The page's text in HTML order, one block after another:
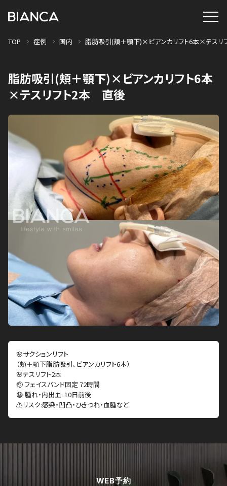
TOP 症例 国内 脂肪吸引(頬＋顎下)×ビアンカリフト6本×テス
脂肪吸引(頬＋顎下)×ビアンカリフト6本
×テスリフト2本 直後
🌸サクションリフト
（頬＋顎下脂肪吸引、ビアンカリフト6本）
🌸テスリフト2本
🤕 フェイスバンド固定 72時間
😷 腫れ・内出血: 10日前後
⚠️リスク:感染・凹凸・ひきつれ・血腫など
WEB予約